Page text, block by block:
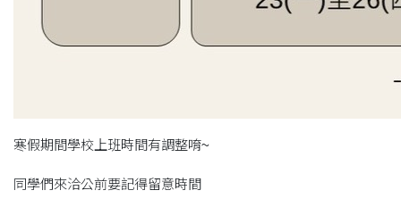
寒假期間學校上班時間有調整唷~
同學們來洽公前要記得留意時間